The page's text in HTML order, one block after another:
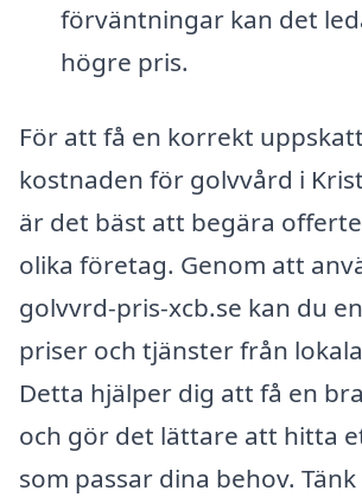
förväntningar kan det
högre pris.
För att få en korrekt
kostnaden för golvvård i
är det bäst att begära
olika företag. Genom att
golvvrd-pris-xcb.se kan du
priser och tjänster från
Detta hjälper dig att få en
och gör det lättare att hitta
som passar dina behov.